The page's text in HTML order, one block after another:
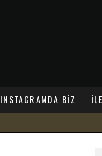
INSTAGRAMDA BİZ